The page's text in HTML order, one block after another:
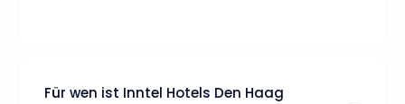
Für wen ist Inntel Hotels Den Haag